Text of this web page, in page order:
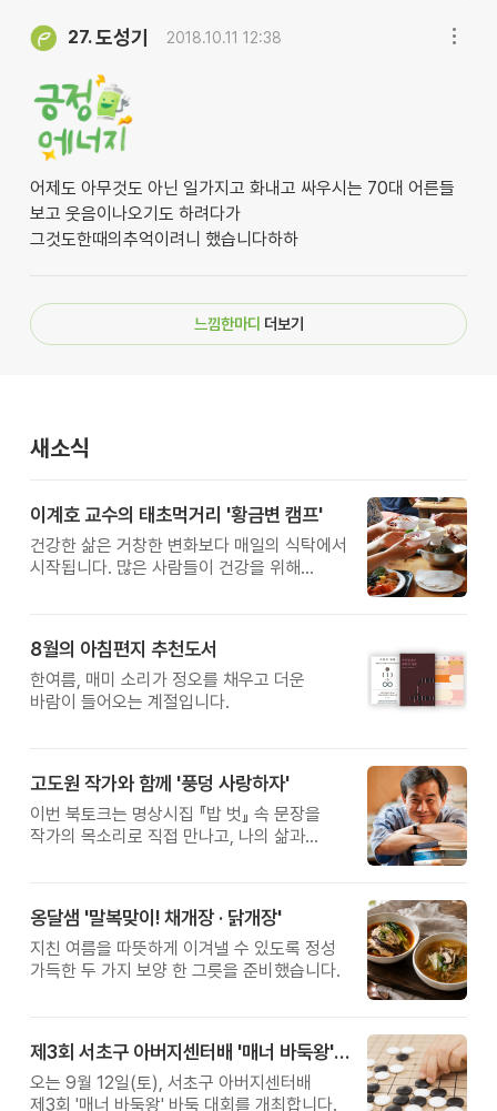
27.도성기 2018.10.11 12:38
어제도 아무것도 아닌 일가지고 화내고 싸우시는 70대 어른들
보고 웃음이나오기도 하려다가
그것도한때의추억이려니 했습니다하하
느낌한마디 더보기
새소식
이계호 교수의 태초먹거리 '황금변 캠프'
건강한 삶은 거창한 변화보다 매일의 식탁에서
시작됩니다. 많은 사람들이 건강을 위해
받은 이계호 교수와 함께하는 태초먹거리
황금변 캠프
8월의 아침편지 추천도서
한여름, 매미 소리가 정오를 채우고 더운
바람이 들어오는 계절입니다.
고도원 작가와 함께 '풍덩 사랑하자'
이번 북토크는 명상시집 『밥 벗』 속 문장을
작가의 목소리로 직접 만나고, 나의 삶과
옹달샘 '말복맞이! 채개장 · 닭개장'
지친 여름을 따뜻하게 이겨낼 수 있도록 정성
가득한 두 가지 보양 한 그릇을 준비했습니다.
제3회 서초구 아버지센터배 '매너 바둑왕' 대회
오는 9월 12일(토), 서초구 아버지센터배
제3회 '매너 바둑왕' 바둑 대회를 개최합니다.